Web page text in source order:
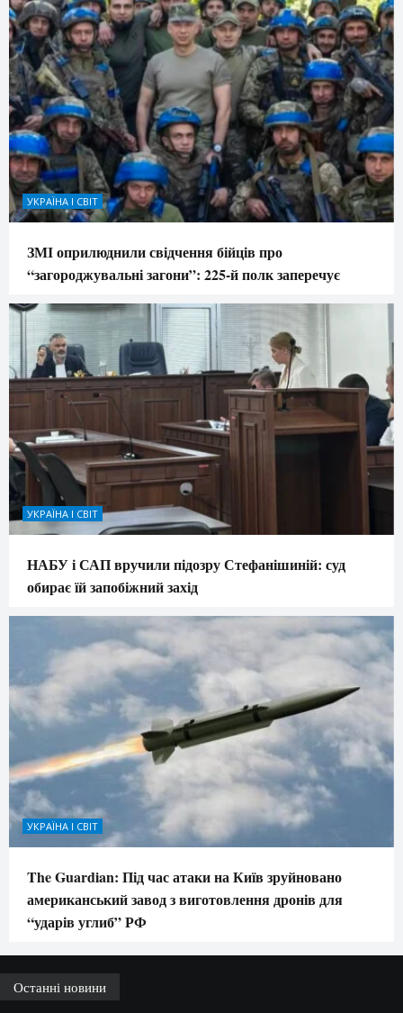
УКРАЇНА І СВІТ
ЗМІ оприлюднили свідчення бійців про
“загороджувальні загони”: 225-й полк заперечує
УКРАЇНА І СВІТ
НАБУ і САП вручили підозру Стефанішиній: суд
обирає їй запобіжний захід
УКРАЇНА І СВІТ
The Guardian: Під час атаки на Київ зруйновано
американський завод з виготовлення дронів для
“ударів углиб” РФ
Останні новини